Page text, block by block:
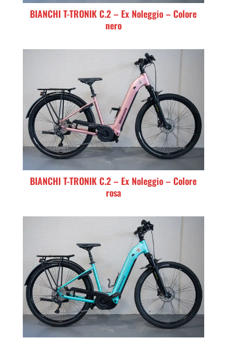
BIANCHI T-TRONIK C.2 – Ex Noleggio – Colore
nero
BIANCHI T-TRONIK C.2 – Ex Noleggio – Colore
rosa